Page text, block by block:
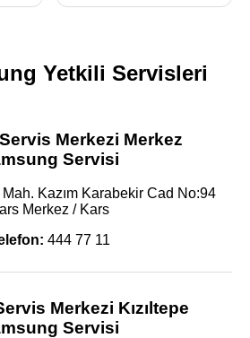
Yetkili Servisleri
Merkezi Merkez
Servisi
Kazım Karabekir Cad No:94
Merkez / Kars
444 77 11
Merkezi Kızıltepe
Servisi